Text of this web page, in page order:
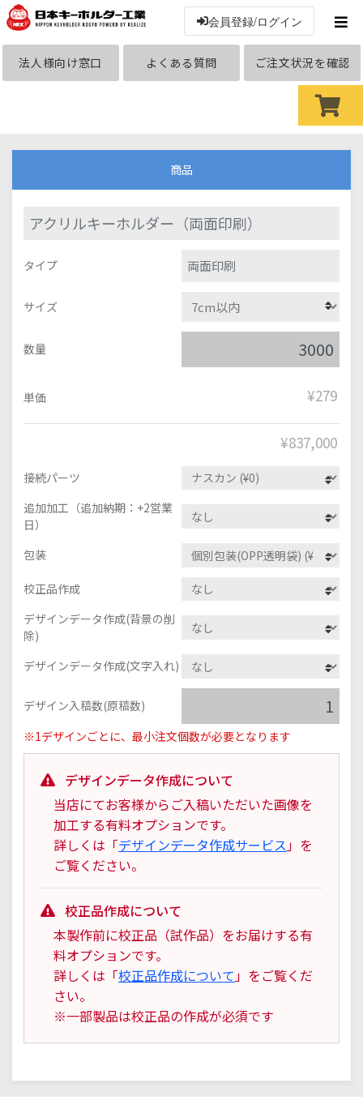
会員登録/ログイン
法人様向け窓口 よくある質問 ご注文状況を確認
商品
アクリルキーホルダー（両面印刷）
タイプ 両面印刷
サイズ
数量
単価 ¥279
¥837,000
接続パーツ
追加加工（追加納期：+2営業
日）
包装
校正品作成
デザインデータ作成(背景の削
除)
デザインデータ作成(文字入れ)
デザイン入稿数(原稿数)
※1デザインごとに、最小注文個数が必要となります
デザインデータ作成について
当店にてお客様からご入稿いただいた画像を
加工する有料オプションです。
詳しくは「デザインデータ作成サービス 」を
ご覧ください。
校正品作成について
本製作前に校正品（試作品）をお届けする有
料オプションです。
詳しくは「校正品作成について 」をご覧くだ
さい。
※一部製品は校正品の作成が必須です